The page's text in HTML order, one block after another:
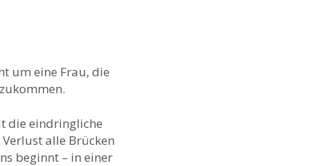
um eine Frau, die
die eindringliche
alle Brücken
beginnt – in einer